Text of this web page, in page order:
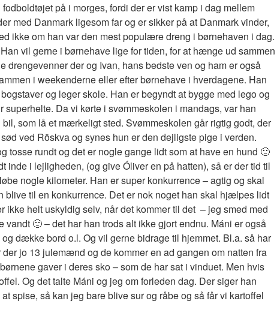
på i morges, fordi der er vist kamp i dag mellem
med Danmark ligesom far og er sikker på at Danmark vinder,
ikke om han var den mest populære dreng i børnehaven i dag.
vil gerne i børnehave lige for tiden, for at hænge ud sammen
drengevenner der og Ivan, hans bedste ven og ham er også
i weekenderne eller efter børnehave i hverdagene. Han
og leger skole. Han er begyndt at bygge med lego og
superhelte. Da vi kørte i svømmeskolen i mandags, var han
som lå et mærkeligt sted. Svømmeskolen går rigtig godt, der
ved Röskva og synes hun er den dejligste pige i verden.
tosse rundt og det er nogle gange lidt som at have en hund 🙂
inde i lejligheden, (og give Óliver en på hatten), så er der tid til
nogle kilometer. Han er super konkurrence – agtig og skal
blive til en konkurrence. Det er nok noget han skal hjælpes lidt
ikke helt uskyldig selv, når det kommer til det – jeg smed med
🙂 – det har han trods alt ikke gjort endnu. Máni er også
dække bord o.l. Og vil gerne bidrage til hjemmet. Bl.a. så har
jo 13 julemænd og de kommer en ad gangen om natten fra
gaver i deres sko – som de har sat i vinduet. Men hvis
Og det talte Máni og jeg om forleden dag. Der siger han
spise, så kan jeg bare blive sur og råbe og så får vi kartoffel